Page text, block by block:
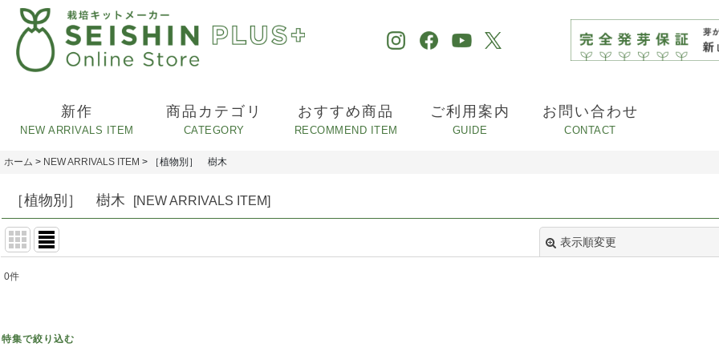
新作 商品カテゴリ おすすめ商品 ご利用案内 お問い合わせ
ホーム > NEW ARRIVALS ITEM > ［植物別］ 樹木
［植物別］ 樹木 [NEW ARRIVALS ITEM]
表示順変更
並び順
0件
特集で絞り込む